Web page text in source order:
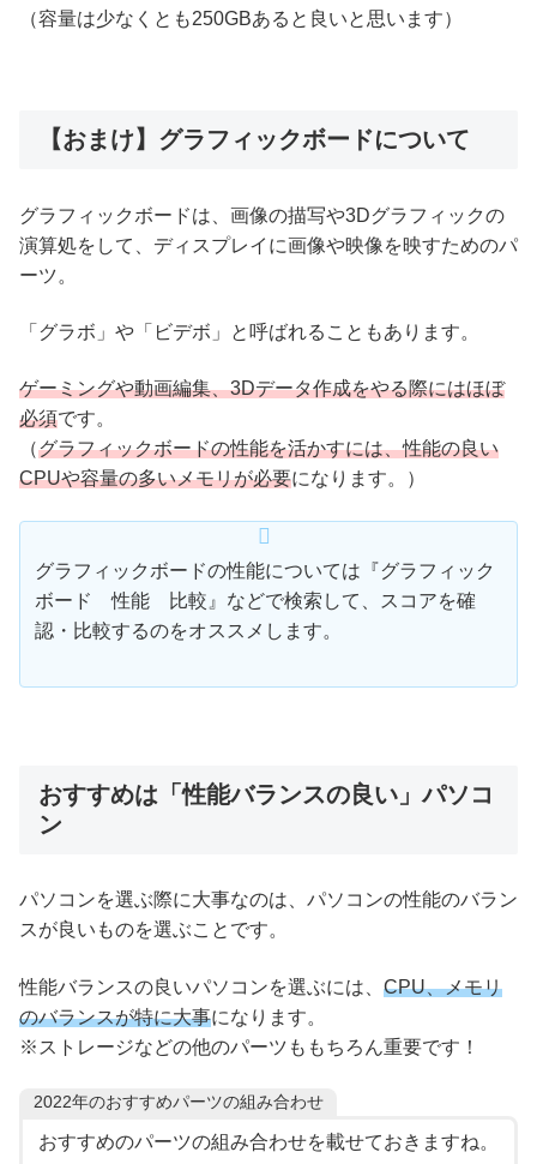
（容量は少なくとも250GBあると良いと思います）
【おまけ】グラフィックボードについて
グラフィックボードは、画像の描写や3Dグラフィックの
演算処をして、ディスプレイに画像や映像を映すためのパ
ーツ。
「グラボ」や「ビデボ」と呼ばれることもあります。
ゲーミングや動画編集、3Dデータ作成をやる際にはほぼ
必須です。
（グラフィックボードの性能を活かすには、性能の良い
CPUや容量の多いメモリが必要になります。）
グラフィックボードの性能については『グラフィック
ボード 性能 比較』などで検索して、スコアを確
認・比較するのをオススメします。
おすすめは「性能バランスの良い」パソコ
ン
パソコンを選ぶ際に大事なのは、パソコンの性能のバラン
スが良いものを選ぶことです。
性能バランスの良いパソコンを選ぶには、 CPU、メモリ
のバランスが特に大事になります。
※ストレージなどの他のパーツももちろん重要です！
2022年のおすすめパーツの組み合わせ
おすすめのパーツの組み合わせを載せておきますね。